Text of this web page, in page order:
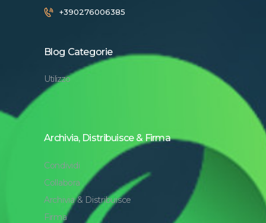
+390276006385
Blog Categorie
Utilizzo
Archivia, Distribuisce & Firma
Condividi
Collabora
Archivia & Distribuisce
Firma